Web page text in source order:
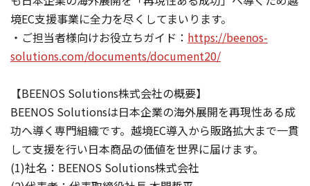
境EC支援事業に全力を尽くしてまいります。
・ご担当者様向けお役立ちガイド： https://beenos-
solutions.com/documents/document20/
【BEENOS Solutions株式会社の概要】
BEENOS Solutionsは日本企業の海外展開を再現性ある成
功へ導く専門組織です。越境EC導入から販路拡大まで一貫
して支援を行い日本商品の価値を世界に届けます。
(1)社名：BEENOS Solutions株式会社